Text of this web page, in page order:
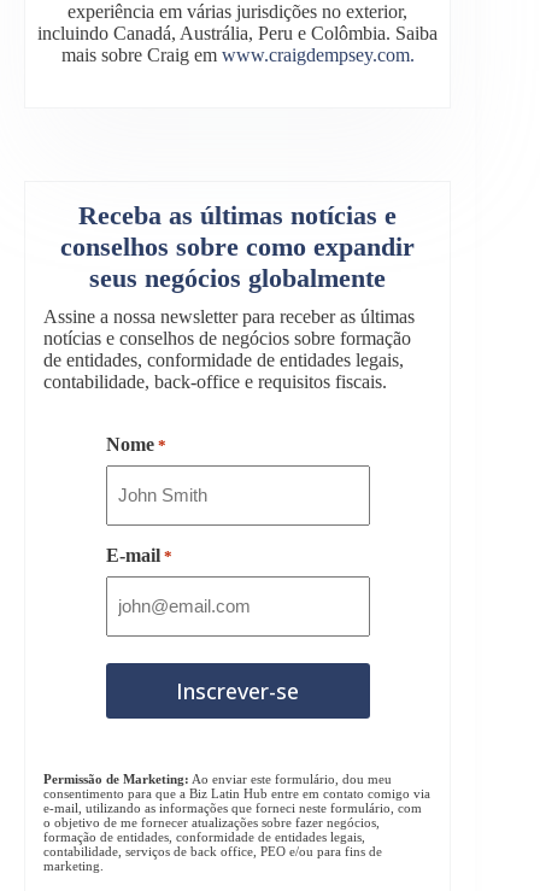
experiência em várias jurisdições no exterior,
incluindo Canadá, Austrália, Peru e Colômbia. Saiba
mais sobre Craig em www.craigdempsey.com.
Receba as últimas notícias e
conselhos sobre como expandir
seus negócios globalmente
Assine a nossa newsletter para receber as últimas
notícias e conselhos de negócios sobre formação
de entidades, conformidade de entidades legais,
contabilidade, back-office e requisitos fiscais.
Nome *
E-mail *
Permissão de Marketing: Ao enviar este formulário, dou meu
consentimento para que a Biz Latin Hub entre em contato comigo via
e-mail, utilizando as informações que forneci neste formulário, com
o objetivo de me fornecer atualizações sobre fazer negócios,
formação de entidades, conformidade de entidades legais,
contabilidade, serviços de back office, PEO e/ou para fins de
marketing.